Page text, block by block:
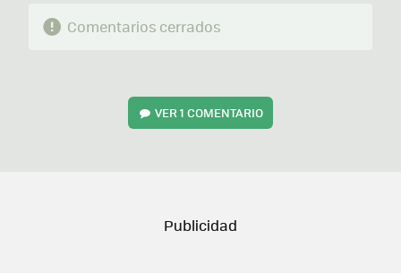
Comentarios cerrados
VER1 COMENTARIO